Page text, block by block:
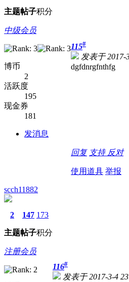
主题帖子积分
中级会员
博币
2
活跃度
195
现金券
181
发消息
115#
发表于 2017-
dgfdnrgfnthfg
回复 支持 反对
使用道具 举报
scch11882
2
主题
147
帖子
173
积分
注册会员
116#
发表于 2017-3-4